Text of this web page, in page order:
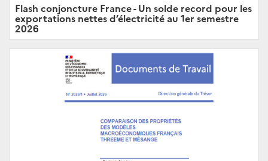
Flash conjoncture France - Un solde record pour les
exportations nettes d’électricité au 1er semestre
2026